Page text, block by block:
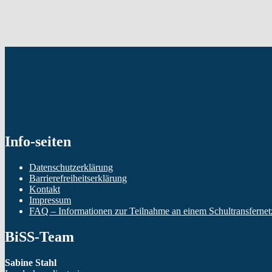
Info-seiten
Datenschutzerklärung
Barrierefreiheitserklärung
Kontakt
Impressum
FAQ – Informationen zur Teilnahme an einem
BiSS-Team
Sabine Stahl